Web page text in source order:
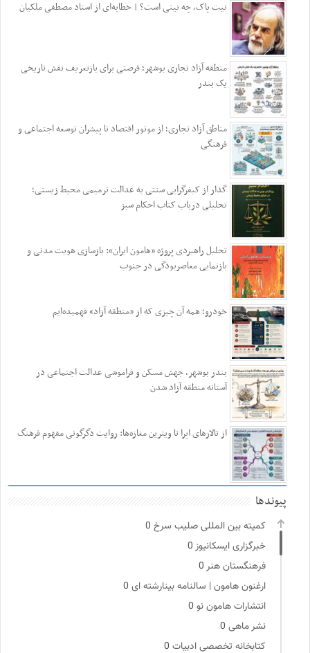
نیت پاک، چه نیتی است؟ | خطابه‌ای از استاد مصطفی ملکیان
منطقه آزاد تجاری بوشهر؛ فرصتی برای بازتعریف نقش تاریخی
یک بندر
مناطق آزاد تجاری؛ از موتور اقتصاد تا پیشران توسعه اجتماعی و
فرهنگی
گذار از کیفرگرایی سنتی به عدالت ترمیمی محیط‌ زیستی؛
تحلیلی درباب کتاب احکام سبز
تحلیل راهبردی پروژه «هامون ایران»: بازسازی هویت مدنی و
بازنمایی معاصربودگی در جنوب
خودرو؛ همه آن چیزی که از «منطقه آزاد» فهمیده‌ایم
بندر بوشهر، جهش مسکن و فراموشی عدالت اجتماعی در
آستانه منطقه آزاد شدن
از تالارهای اپرا تا ویترین مغازه‌ها: روایت دگرگونی مفهوم فرهنگ
پیوندها
کمیته بین المللی صلیب سرخ
خبرگزاری ایسکانیوز
فرهنگستان هنر
ارغنون هامون | سالنامه بینارشته ای
انتشارات هامون نو
نشر ماهی
کتابخانه تخصصی ادبیات